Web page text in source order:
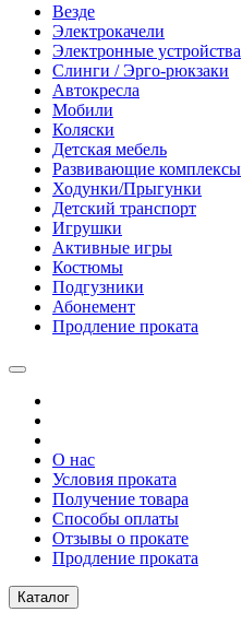
Везде
Электрокачели
Электронные устройства
Слинги / Эрго-рюкзаки
Автокресла
Мобили
Коляски
Детская мебель
Развивающие комплексы
Ходунки/Прыгунки
Детский транспорт
Игрушки
Активные игры
Костюмы
Подгузники
Абонемент
Продление проката
О нас
Условия проката
Получение товара
Способы оплаты
Отзывы о прокате
Продление проката
Каталог